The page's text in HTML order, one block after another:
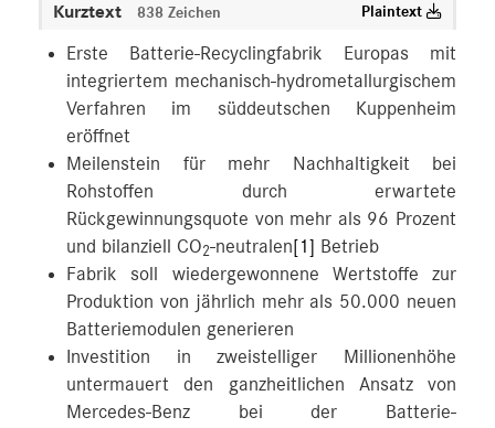
Kurztext 838 Zeichen Plaintext
Erste Batterie-Recyclingfabrik Europas mit
integriertem mechanisch-hydrometallurgischem
Verfahren im süddeutschen Kuppenheim
eröffnet
Meilenstein für mehr Nachhaltigkeit bei
Rohstoffen durch erwartete
Rückgewinnungsquote von mehr als 96 Prozent
und bilanziell CO2-neutralen[1] Betrieb
Fabrik soll wiedergewonnene Wertstoffe zur
Produktion von jährlich mehr als 50.000 neuen
Batteriemodulen generieren
Investition in zweistelliger Millionenhöhe
untermauert den ganzheitlichen Ansatz von
Mercedes-Benz bei der Batterie-